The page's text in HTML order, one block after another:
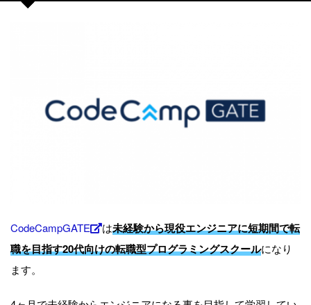
CodeCampGATE は未経験から現役エンジニアに短期間で転
職を目指す20代向けの転職型プログラミングスクールになり
ます。